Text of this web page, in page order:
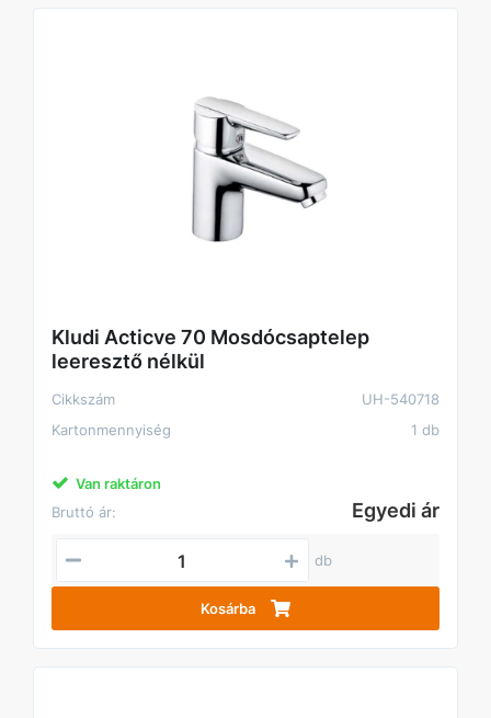
Kludi Acticve 70 Mosdócsaptelep
leeresztő nélkül
Cikkszám
UH-540718
Kartonmennyiség
1 db
Van raktáron
Bruttó ár:
Egyedi ár
db
Kosárba